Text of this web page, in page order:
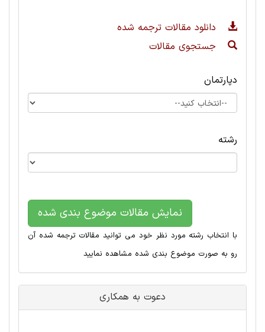
دانلود مقالات ترجمه شده
جستجوی مقالات
دپارتمان
رشته
نمایش مقالات موضوع بندی شده
با انتخاب رشته مورد نظر خود می توانید مقالات ترجمه شده آن
رو به صورت موضوع بندی شده مشاهده نمایید
دعوت به همکاری